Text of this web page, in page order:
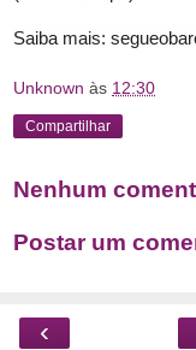
Saiba mais:
Unknown às 12:30
Compartilhar
Nenhum
Postar um
‹